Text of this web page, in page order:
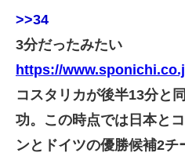
>>34
3分だったみたい
https://
コスタリカが後半13分と
功。この時点では日本と
ンとドイツの優勝候補2